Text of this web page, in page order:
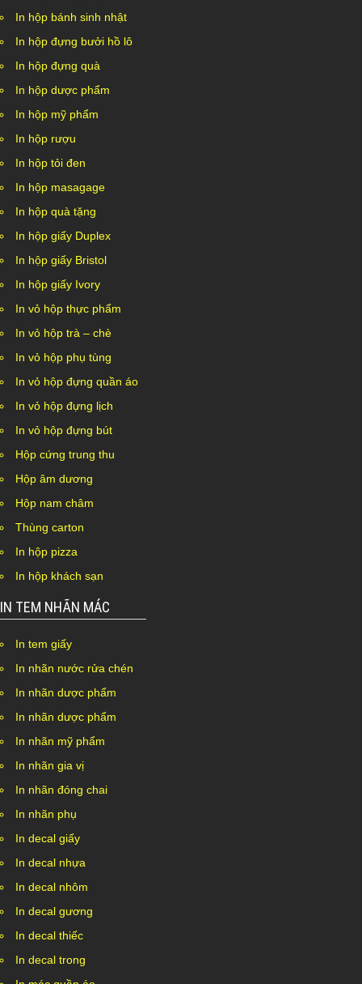
In hộp bánh sinh nhật
In hộp đựng bưởi hồ lô
In hộp đựng quà
In hộp dược phẩm
In hộp mỹ phẩm
In hộp rượu
In hộp tỏi đen
In hộp masagage
In hộp quà tặng
In hộp giấy Duplex
In hộp giấy Bristol
In hộp giấy Ivory
In vỏ hộp thực phẩm
In vỏ hộp trà – chè
In vỏ hộp phụ tùng
In vỏ hộp đựng quần áo
In vỏ hộp đựng lịch
In vỏ hộp đựng bút
Hộp cứng trung thu
Hộp âm dương
Hộp nam châm
Thùng carton
In hộp pizza
In hộp khách sạn
IN TEM NHÃN MÁC
In tem giấy
In nhãn nước rửa chén
In nhãn dược phẩm
In nhãn dược phẩm
In nhãn mỹ phẩm
In nhãn gia vị
In nhãn đóng chai
In nhãn phụ
In decal giấy
In decal nhựa
In decal nhôm
In decal gương
In decal thiếc
In decal trong